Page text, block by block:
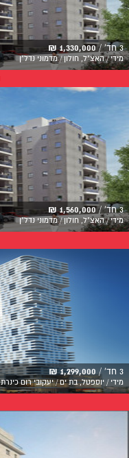
3 חד' / 1,330,000 ₪
מידי / האצ"ל, חולון / מדמוני נדל"ן
3 חד' / 1,560,000 ₪
מידי / האצ"ל, חולון / מדמוני נדל"ן
3 חד' / 1,299,000 ₪
מידי / יוספטל, בת ים / יעקובי רום כינרת